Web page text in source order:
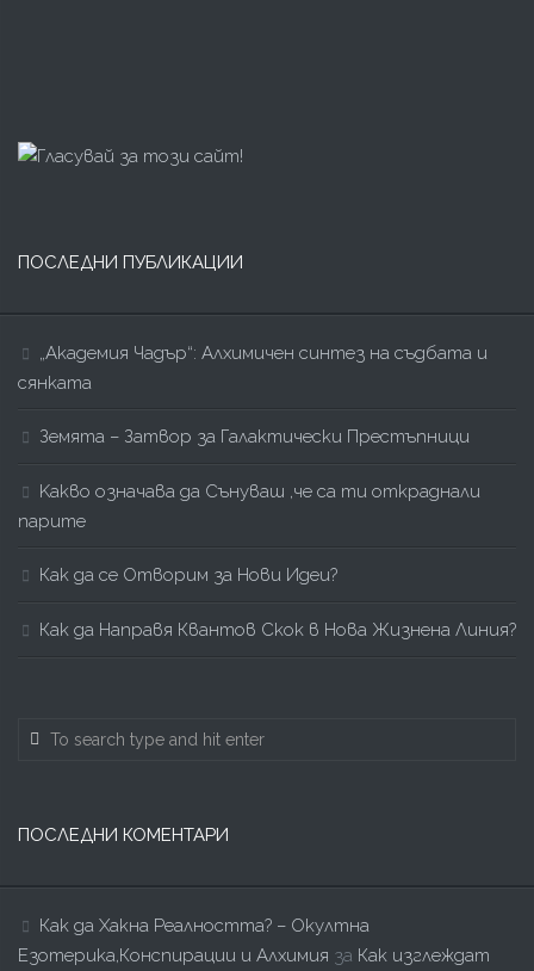
ПОСЛЕДНИ ПУБЛИКАЦИИ
„Академия Чадър“: Алхимичен синтез на съдбата и
сянката
Земята – Затвор за Галактически Престъпници
Kакво означава да Сънуваш ,че са ти откраднали
парите
Как да се Отворим за Нови Идеи?
Как да Направя Квантов Скок в Нова Жизнена Линия?
ПОСЛЕДНИ КОМЕНТАРИ
Как да Хакна Реалността? – Окултна
Езотерика,Конспирации и Алхимия за Как изглеждат